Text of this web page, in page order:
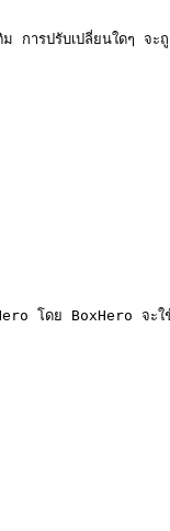
รปรับเปลี่ยนใดๆ จะถู
โดย BoxHero จะใช้